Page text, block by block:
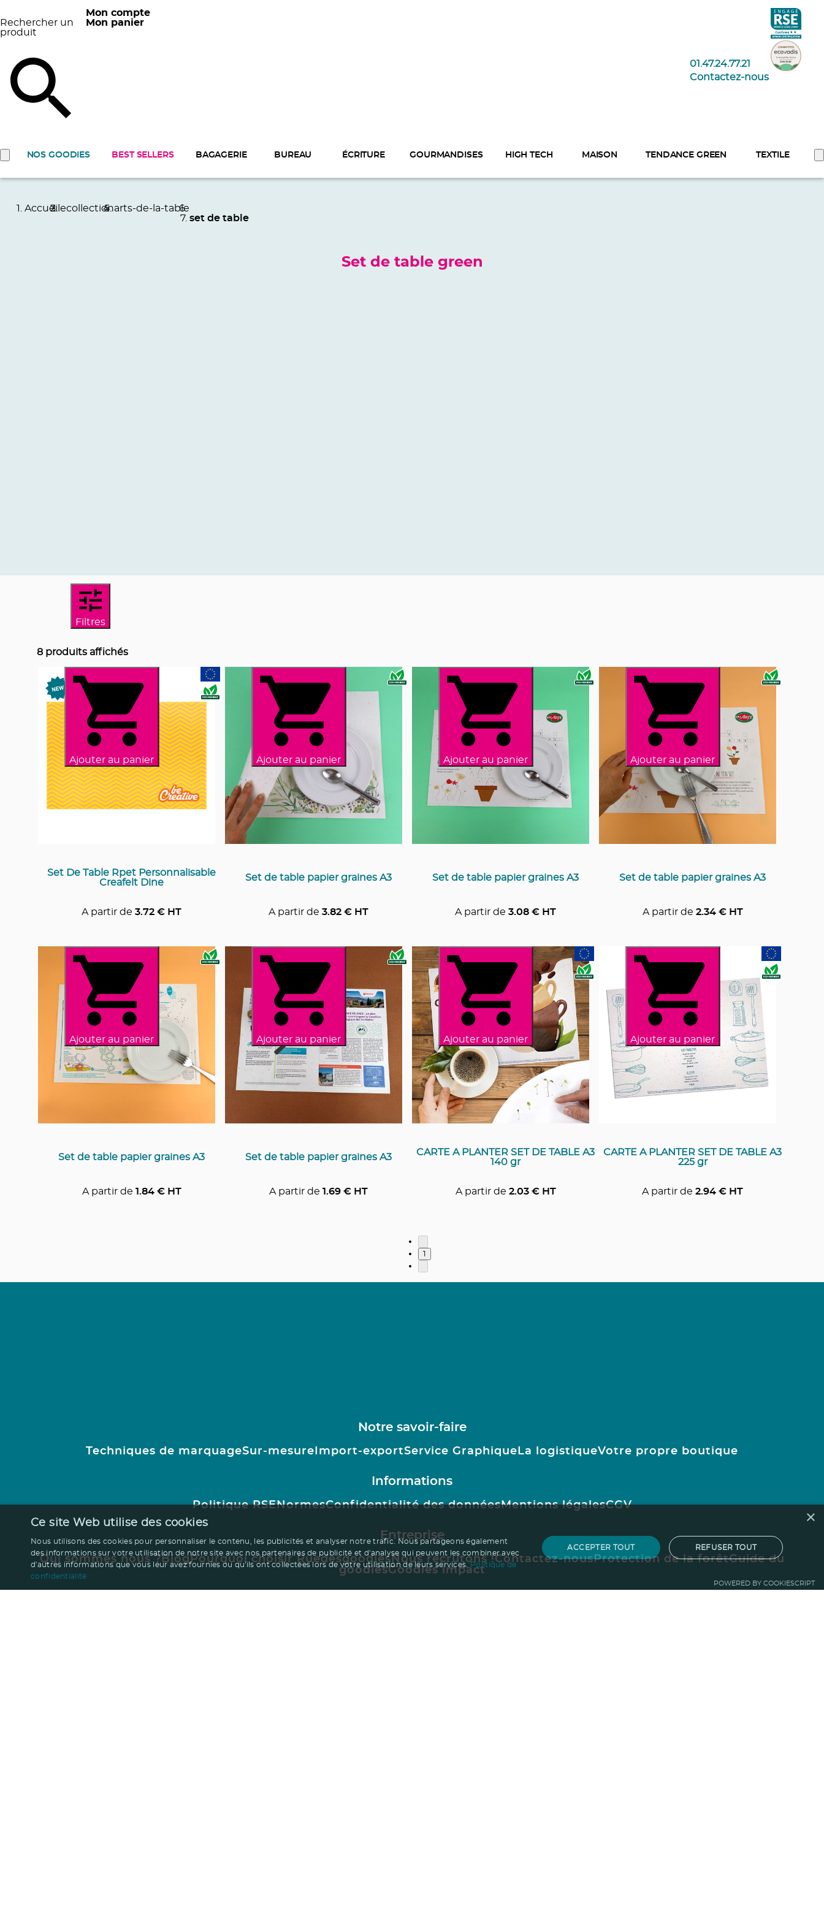
Rechercher un
produit
Mon compte
Mon panier
01.47.24.77.21
Contactez-nous
NOS GOODIES BEST SELLERS BAGAGERIE BUREAU ÉCRITURE GOURMANDISES HIGH TECH MAISON TENDANCE GREEN TEXTILE
Accueil ecollectionarts-de-la-table
set de table
Set de table green
Filtres
8produits affichés
Ajouter au panier
Set De Table Rpet Personnalisable
Creafelt Dine
A partir de 3.72 € HT
Ajouter au panier
Set de table papier graines A3
A partir de 3.82 € HT
Ajouter au panier
Set de table papier graines A3
A partir de 3.08 € HT
Ajouter au panier
Set de table papier graines A3
A partir de 2.34€ HT
Ajouter au panier
Set de table papier graines A3
A partir de 1.84€ HT
Ajouter au panier
Set de table papier graines A3
A partir de 1.69 € HT
Ajouter au panier
CARTE A PLANTER SET DE TABLE A3
140 gr
A partir de 2.03€ HT
Ajouter au panier
CARTE A PLANTER SET DE TABLE A3
225 gr
A partir de 2.94 € HT
1
Notre savoir-faire
Techniques de marquageSur-mesure Import-exportService Graphique La logistiqueVotre propre boutique
Informations
Politique RSENormesConfidentialité des donnéesMentions légalesCGV
Entreprise
Qui sommes nous ?BlogPourquoi choisir RuedesgoodiesNous recrutons !Contactez-nousProtection de la forêtGuide du
goodiesGoodies impact
×
Ce site Web utilise des cookies
Nous utilisons des cookies pour personnaliser le contenu, les publicités et analyser notre trafic. Nous partageons également
des informations sur votre utilisation de notre site avec nos partenaires de publicité et d'analyse qui peuvent les combiner avec
d'autres informations que vous leur avez fournies ou qu'ils ont collectées lors de votre utilisation de leurs services.Politique de
confidentialité
ACCEPTER TOUT REFUSER TOUT
POWERED BY COOKIESCRIPT